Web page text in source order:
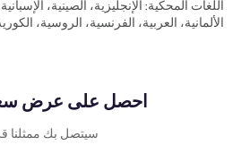
الألمانية، العربية، الفرنسية، الروسية،
احصل على عرض
سيتصل بك ممثلنا